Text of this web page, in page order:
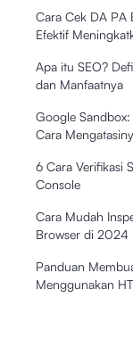
Cara Cek DA PA
Efektif
Apa itu SEO?
dan Manfaatnya
Google
Cara
6 Cara Verifikasi
Console
Cara Mudah
Browser di 2024
Panduan
Menggunakan